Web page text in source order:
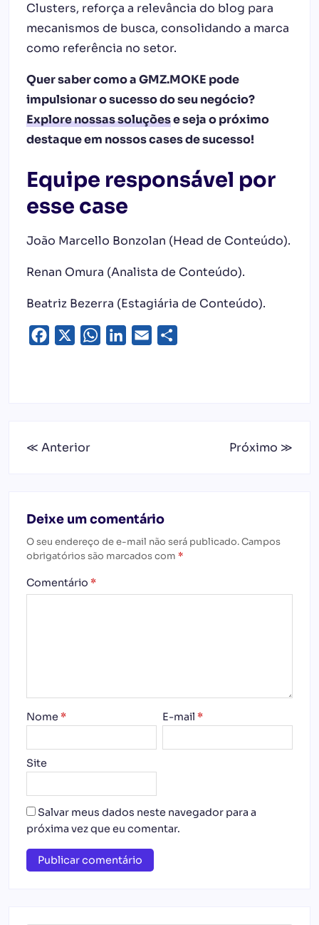
Clusters, reforça a relevância do blog para
mecanismos de busca, consolidando a marca
como referência no setor.
Quer saber como a GMZ.MOKE pode
impulsionar o sucesso do seu negócio?
Explore nossas soluçõese seja o próximo
destaque em nossos cases de sucesso!
Equipe responsável por
esse case
João Marcello Bonzolan (Head de Conteúdo).
Renan Omura (Analista de Conteúdo).
Beatriz Bezerra (Estagiária de Conteúdo).
Facebook WhatsApp
LinkedIn
Email
≪ Anterior Próximo ≫
Deixe um comentário
O seu endereço de e-mail não será publicado.Campos
obrigatórios são marcados com *
Comentário *
Nome * E-mail *
Site
Salvar meus dados neste navegador para a
próxima vez que eu comentar.